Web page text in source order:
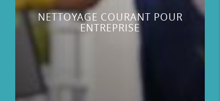
NETTOYAGE COURANT POUR
ENTREPRISE